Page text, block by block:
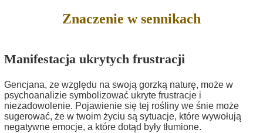
Znaczenie w sennikach
Manifestacja ukrytych frustracji
Gencjana, ze względu na swoją gorzką naturę, może w
psychoanalizie symbolizować ukryte frustracje i
niezadowolenie. Pojawienie się tej rośliny we śnie może
sugerować, że w twoim życiu są sytuacje, które wywołują
negatywne emocje, a które dotąd były tłumione.